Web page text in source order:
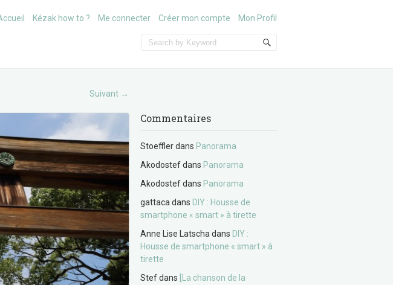
Kézak how to ? Me connecter Créer mon compte Mon Profil
Suivant →
Commentaires
Stoefflerdans Panorama
Akodostefdans Panorama
Akodostefdans Panorama
gattaca dans DIY : Housse de
smartphone « smart » à tirette
Anne Lise Latscha dans DIY :
Housse de smartphone « smart » à
tirette
Stefdans
[La chanson de la